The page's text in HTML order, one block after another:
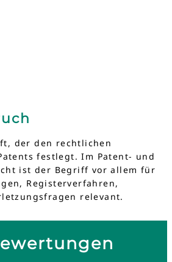
der den rechtlichen
festlegt. Im Patent- und
ist der Begriff vor allem für
Registerverfahren,
relevant.